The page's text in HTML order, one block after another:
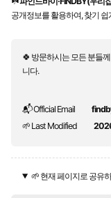
공개정보를 활용하여, 찾기
🍀 방문하시는 모든 분들
니다.
📬 Official Email
🌱 Last Modified
🌱 현재 페이지로 공유